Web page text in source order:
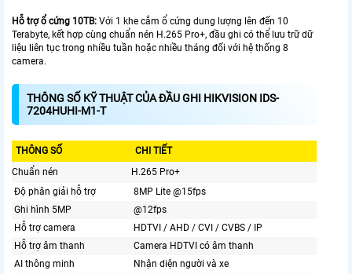
Hỗ trợ ổ cứng 10TB: Với 1 khe cắm ổ cứng dung lượng lên đến 10
Terabyte, kết hợp cùng chuẩn nén H.265 Pro+, đầu ghi có thể lưu trữ dữ
liệu liên tục trong nhiều tuần hoặc nhiều tháng đối với hệ thống 8
camera.
THÔNG SỐ KỸ THUẬT CỦA ĐẦU GHI HIKVISION IDS-
7204HUHI-M1-T
THÔNG SỐ
CHI TIẾT
Chuẩn nén
H.265 Pro+
Độ phân giải hỗ trợ
8MP Lite @15fps
Ghi hình 5MP
@12fps
Hỗ trợ camera
HDTVI / AHD / CVI / CVBS / IP
Hỗ trợ âm thanh
Camera HDTVI có âm thanh
AI thông minh
Nhận diện người và xe